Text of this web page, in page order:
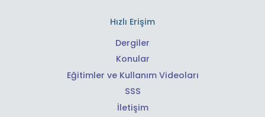
Hızlı Erişim
Dergiler
Konular
Eğitimler ve Kullanım Videoları
SSS
İletişim